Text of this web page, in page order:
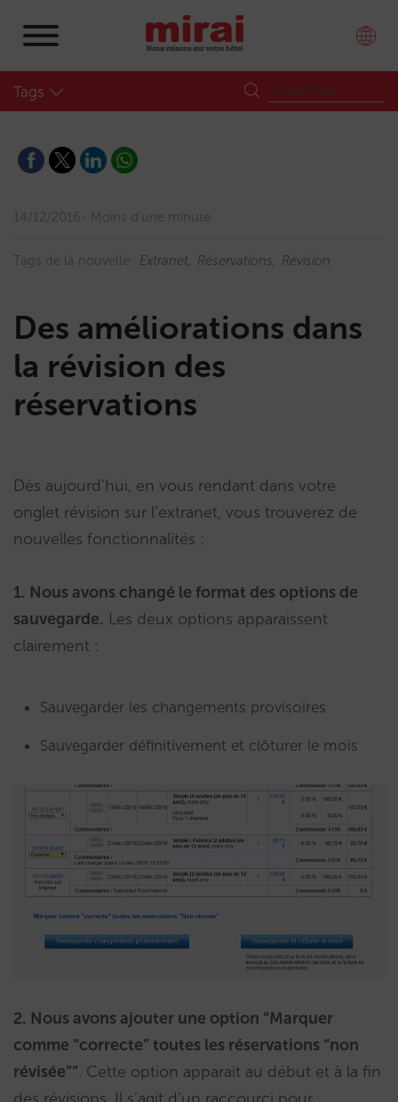
Tags
14/12/2016 Moins d'une minute
Tags de la nouvelle: Extranet Réservations Révision
Des améliorations dans
la révision des
réservations
Dès aujourd’hui, en vous rendant dans votre
onglet révision sur l’extranet, vous trouverez de
nouvelles fonctionnalités :
1. Nous avons changé le format des options de
sauvegarde. Les deux options apparaissent
clairement :
Sauvegarder les changements provisoires
Sauvegarder définitivement et clôturer le mois
2. Nous avons ajouter une option “Marquer
comme “correcte” toutes les réservations “non
révisée””. Cette option apparait au début et à la fin